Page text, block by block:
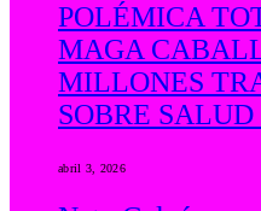
POLÉMICA
MAGA
MILLONES
SOBRE
abril 3, 2026